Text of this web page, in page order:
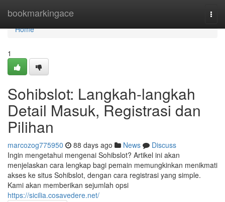
bookmarkingace
Home
Home
1
Sohibslot: Langkah-langkah
Detail Masuk, Registrasi dan
Pilihan
marcozog775950 88 days ago News
Discuss
Ingin mengetahui mengenai Sohibslot? Artikel ini akan
menjelaskan cara lengkap bagi pemain memungkinkan menikmati
akses ke situs Sohibslot, dengan cara registrasi yang simple.
Kami akan memberikan sejumlah opsi
https://sicilia.cosavedere.net/